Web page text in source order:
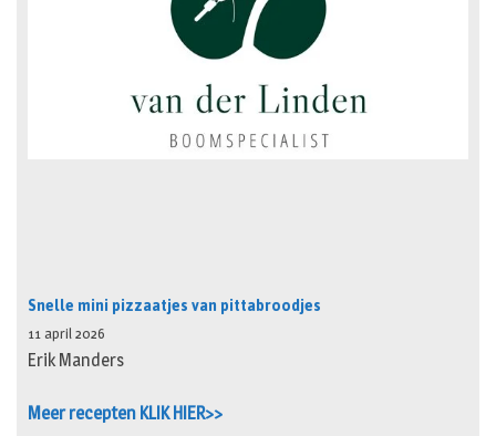
Snelle mini pizzaatjes van pittabroodjes
11 april 2026
Erik Manders
Meer recepten KLIK HIER>>